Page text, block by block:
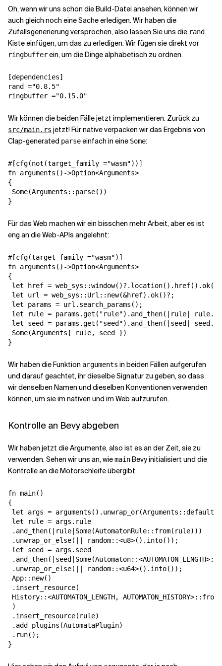
Oh, wenn wir uns schon die Build-Datei ansehen, können wir
auch gleich noch eine Sache erledigen. Wir haben die
Zufallsgenerierung versprochen, also lassen Sie uns die rand
Kiste einfügen, um das zu erledigen. Wir fügen sie direkt vor
ringbufferein, um die Dinge alphabetisch zu ordnen.
[dependencies]
rand ="0.8.5"
ringbuffer ="0.15.0"
Wir können die beiden Fälle jetzt implementieren. Zurück zu
src/main.rs jetzt! Für native verpacken wir das Ergebnis von
Clap-generated parseeinfach in eine Some:
#[cfg(not(target_family ="wasm"))]
fn arguments()->Option<Arguments>
{
Some(Arguments::parse())
}
Für das Web machen wir ein bisschen mehr Arbeit, aber es ist
eng an die Web-APIs angelehnt:
#[cfg(target_family ="wasm")]
fn arguments()->Option<Arguments>
{
let href =
let url = web_sys::Url::new(&href).ok()?;
let params = url.search_params();
let rule = params.get("rule").and_then(|rule|
let seed = params.get("seed").and_then(|seed|
Some(Arguments{ rule, seed })
}
Wir haben die Funktion arguments in beiden Fällen aufgerufen
und darauf geachtet, ihr dieselbe Signatur zu geben, so dass
wir denselben Namen und dieselben Konventionen verwenden
können, um sie im nativen und im Web aufzurufen.
Kontrolle an Bevy abgeben
Wir haben jetzt die Argumente, also ist es an der Zeit, sie zu
verwenden. Sehen wir uns an, wiemainBevy initialisiert und die
Kontrolle an die Motorschleife übergibt.
fn main()
{
let args =
let rule = args.rule
.and_then(|rule|Some(AutomatonRule::from(rule)))
.unwrap_or_else(|| random::<u8>().into());
let seed = args.seed
.unwrap_or_else(|| random::<u64>().into());
App::new()
.insert_resource(
History::<AUTOMATON_LENGTH,
)
.insert_resource(rule)
.add_plugins(AutomataPlugin)
.run();
}